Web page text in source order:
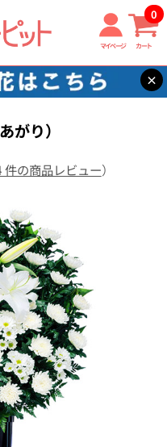
マイページ カート
0
×
【通夜・葬儀に贈る花】スタン
がり）
件の商品レビュー）